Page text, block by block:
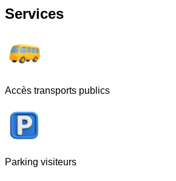
Services
Accès transports publics
Parking visiteurs